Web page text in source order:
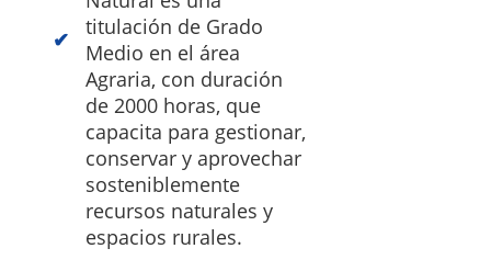
titulación de Grado
Medio en el área
Agraria, con duración
de 2000 horas, que
capacita para gestionar,
conservar y aprovechar
sosteniblemente
recursos naturales y
espacios rurales.